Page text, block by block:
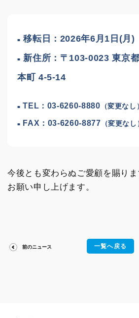
■ 移転日：2026年6月1日(月)
■ 新住所：〒103-0023 東京
本町 4-5-14
■ TEL：03-6260-8880 （変更なし
■ FAX：03-6260-8877 （変更なし
今後とも変わらぬご愛顧を賜りま
お願い申し上げます。
前のニュース 一覧へ戻る